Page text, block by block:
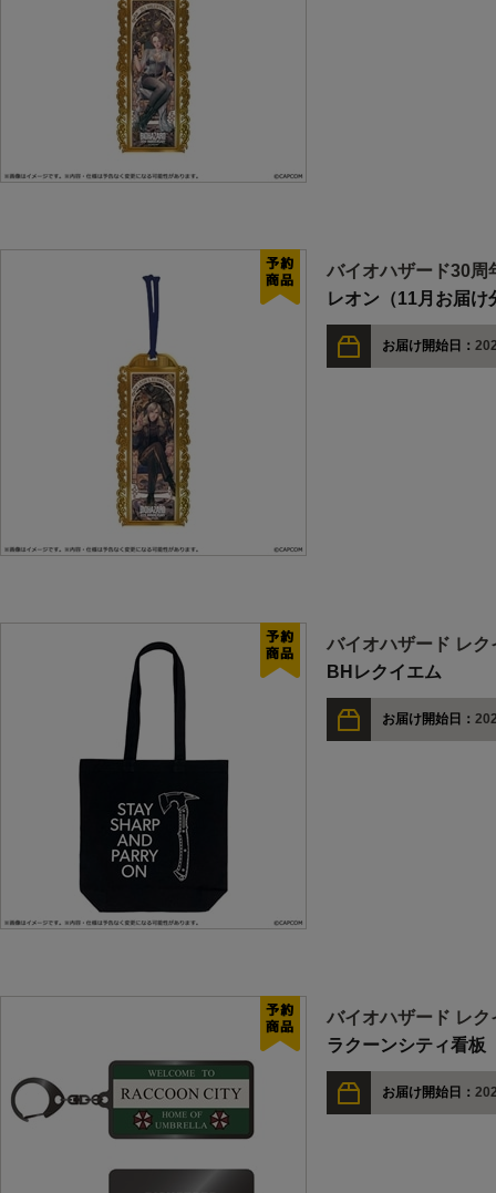
バイオハザード30
レオン（11月お届け
お届け開始日：
バイオハザード レ
BHレクイエム
お届け開始日：
バイオハザード レ
ラクーンシティ看板
お届け開始日：